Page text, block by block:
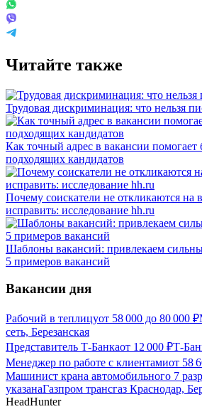
Читайте также
Трудовая дискриминация: что нельзя
Как точный адрес в вакансии помогает
подходящих кандидатов
Почему соискатели не откликаются на
исправить: исследование hh.ru
Шаблоны вакансий: привлекаем
5 примеров вакансий
Вакансии дня
Рабочий в теплицуот 58 000 до 80 000 ₽
сеть, Березанская
Представитель Т-Банкаот 12 000 ₽Т-
Менеджер по работе с клиентамиот 58
Машинист крана автомобильного 7
указанаГазпром трансгаз Краснодар,
HeadHunter